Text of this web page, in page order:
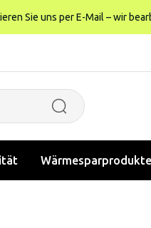
Sie uns per E-Mail – wir
Wärmesparprodukte